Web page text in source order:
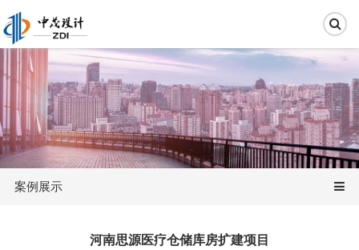
案例展示
河南思源医疗仓储库房扩建项目